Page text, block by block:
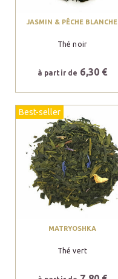
JASMIN & PÊCHE BLANCHE
Thé noir
à partir de 6,30 €
Best-seller
MATRYOSHKA
Thé vert